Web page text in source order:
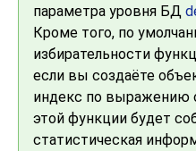
параметра уровня БД
Кроме того, по
избирательности
если вы создаёте
индекс по выражению
этой функции будет
статистическая